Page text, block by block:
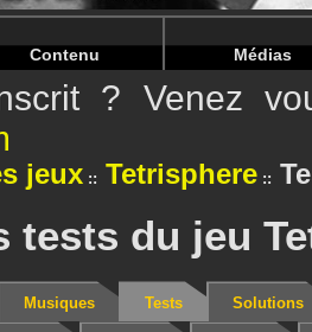
Contenu Médias
? Venez
jeux Tetrisphere
tests du jeu
Musiques Tests Solutions